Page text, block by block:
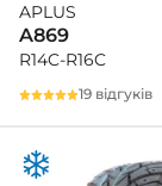
APLUS
A869
R14C-R16C
19 відгуків